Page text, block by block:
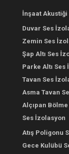
İnşaat Akustiği
Duvar Ses
Zemin Ses
Şap Altı Ses
Parke Altı Ses
Tavan Ses
Asma Tavan
Alçıpan
Ses İzolasyon
Atış Poligonu
Gece Kulübü